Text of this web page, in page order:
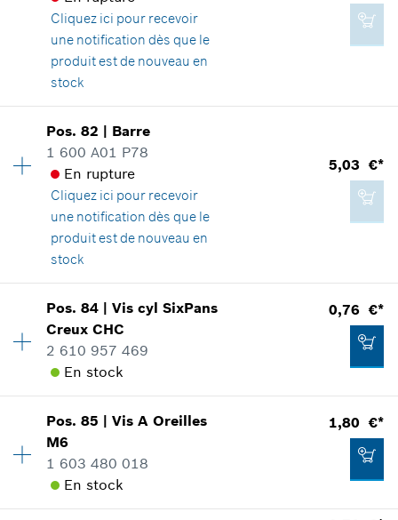
Adaptable sur outils
Positionner dans la vue éclatée
1,22 €*
*Tous les prix sont TTC hors frais de port
Ajouter au panier
Cliquez ici pour recevoir
une notification dès que le
produit est de nouveau en
stock
Groupe de prix:
Informations pièces détachées
Adaptable sur outils
Positionner dans la vue éclatée
1,80 €*
*Tous les prix sont TTC hors frais de port
Ajouter au panier
Pos.82 | Barre
1 600 A01 P78
En rupture
Cliquez ici pour recevoir
une notification dès que le
produit est de nouveau en
stock
5,03 €*
Groupe de prix:18
Informations pièces détachées
Adaptable sur outils
5,03 €*
Pos.84 |Vis cyl SixPans
Creux CHC
2 610 957 469
En stock
0,76 €*
Groupe de prix :10
Informations pièces détachées
Adaptable sur outils
Pos.85 |Vis A Oreilles
M6
1 603 480 018
En stock
1,80 €*